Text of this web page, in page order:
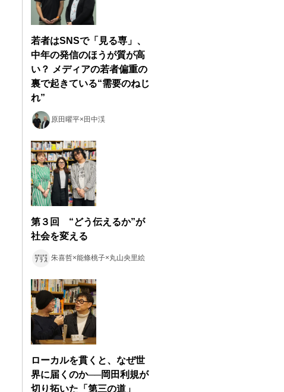
若者はSNSで「見る専」、
中年の発信のほうが質が高
い？ メディアの若者偏重の
裏で起きている“需要のねじ
れ”
原田曜平×田中渓
第３回 “どう伝えるか”が
社会を変える
朱喜哲×能條桃子×丸山央里絵
ローカルを貫くと、なぜ世
界に届くのか──岡田利規が
切り拓いた「第三の道」